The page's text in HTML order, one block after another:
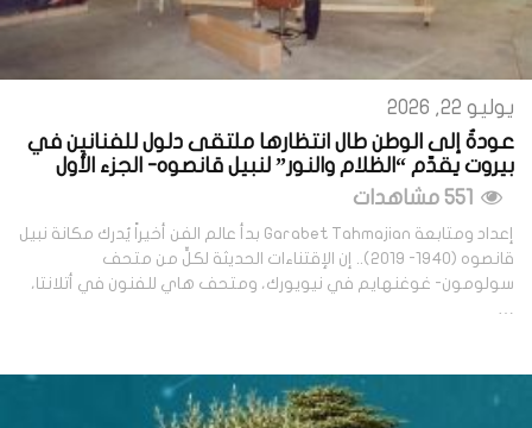
يوليو 22, 2026
عودةٌ إلى الوطن طال انتظارها ملتقى دلول للفنانين في
بيروت يقدّم “الظلام والنور” لنبيل قانصوه- الجزء الأول
إعداد ومتابعة Garabet Tahmajian بدأ عالم الفن أخيراً يُدرك مكانة نبيل
قانصوه (1940- 2019).. إن الإقتناءات الحديثة لكلٍّ من متحف
سولومون- غوغنهايم في نيويورك، ومتحف هاي للفنون في أتلانتا،
…